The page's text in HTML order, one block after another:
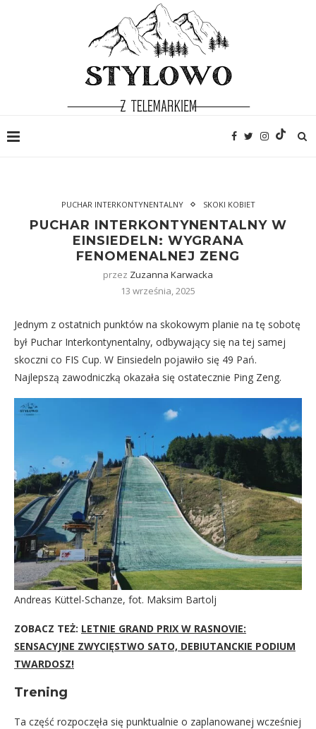
PUCHAR INTERKONTYNENTALNY SKOKI KOBIET
PUCHAR INTERKONTYNENTALNY W
EINSIEDELN: WYGRANA
FENOMENALNEJ ZENG
przez Zuzanna Karwacka
13 września, 2025
Jednym z ostatnich punktów na skokowym planie na tę sobotę
był Puchar Interkontynentalny, odbywający się na tej samej
skoczni co FIS Cup. W Einsiedeln pojawiło się 49 Pań.
Najlepszą zawodniczką okazała się ostatecznie Ping Zeng.
Andreas Küttel-Schanze, fot. Maksim Bartolj
ZOBACZ TEŻ: LETNIE GRAND PRIX W RASNOVIE:
SENSACYJNE ZWYCIĘSTWO SATO, DEBIUTANCKIE PODIUM
TWARDOSZ!
Trening
Ta część rozpoczęła się punktualnie o zaplanowanej wcześniej